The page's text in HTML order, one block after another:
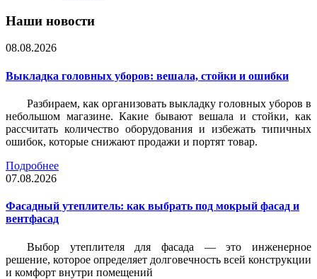
Наши новости
08.08.2026
Выкладка головных уборов: вешала, стойки и ошибки
Разбираем, как организовать выкладку головных уборов в
небольшом магазине. Какие бывают вешала и стойки, как
рассчитать количество оборудования и избежать типичных
ошибок, которые снижают продажи и портят товар.
Подробнее
07.08.2026
Фасадный утеплитель: как выбрать под мокрый фасад и
вентфасад
Выбор утеплителя для фасада — это инженерное
решение, которое определяет долговечность всей конструкции
и комфорт внутри помещений